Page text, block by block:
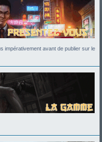
impérativement avant de publier sur le